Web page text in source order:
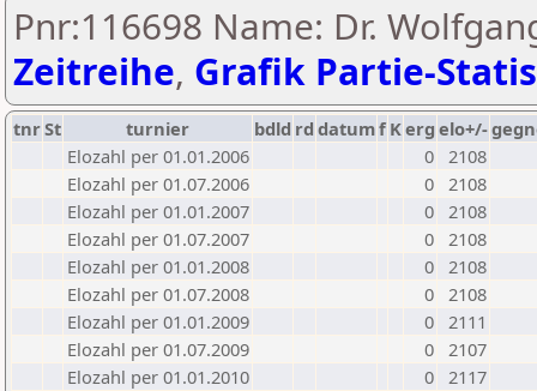
Pnr:116698 Name: Dr.
Zeitreihe, Grafik Partie-
tnrSt turnier bdld rd datumf Kerg elo+/-
Elozahl per 01.01.2006
0 2108
Elozahl per 01.07.2006
0 2108
Elozahl per 01.01.2007
0 2108
Elozahl per 01.07.2007
0 2108
Elozahl per 01.01.2008
0 2108
Elozahl per 01.07.2008
0 2108
Elozahl per 01.01.2009
0 2111
Elozahl per 01.07.2009
0 2107
Elozahl per 01.01.2010
0 2117